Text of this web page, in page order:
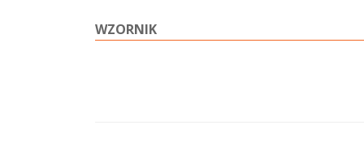
WZORNIK